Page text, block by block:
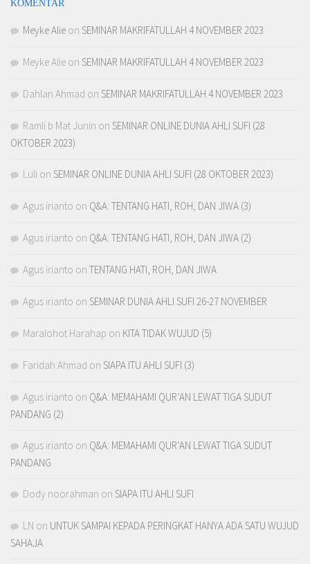
KOMENTAR
Meyke Alie on SEMINAR MAKRIFATULLAH 4 NOVEMBER 2023
Meyke Alie on SEMINAR MAKRIFATULLAH 4 NOVEMBER 2023
Dahlan Ahmad on SEMINAR MAKRIFATULLAH 4 NOVEMBER 2023
Ramli b Mat Junin on SEMINAR ONLINE DUNIA AHLI SUFI (28
OKTOBER 2023)
Luli on SEMINAR ONLINE DUNIA AHLI SUFI (28 OKTOBER 2023)
Agus irianto on Q&A: TENTANG HATI, ROH, DAN JIWA (3)
Agus irianto on Q&A: TENTANG HATI, ROH, DAN JIWA (2)
Agus irianto on TENTANG HATI, ROH, DAN JIWA
Agus irianto on SEMINAR DUNIA AHLI SUFI 26-27 NOVEMBER
Maralohot Harahap on KITA TIDAK WUJUD (5)
Faridah Ahmad on SIAPA ITU AHLI SUFI (3)
Agus irianto on Q&A: MEMAHAMI QUR’AN LEWAT TIGA SUDUT
PANDANG (2)
Agus irianto on Q&A: MEMAHAMI QUR’AN LEWAT TIGA SUDUT
PANDANG
Dody noorahman on SIAPA ITU AHLI SUFI
LN on UNTUK SAMPAI KEPADA PERINGKAT HANYA ADA SATU WUJUD
SAHAJA